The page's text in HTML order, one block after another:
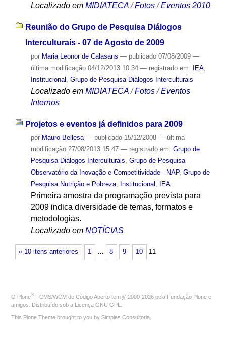
Localizado em MIDIATECA /Fotos /Eventos 2010
Reunião do Grupo de Pesquisa Diálogos
Interculturais - 07 de Agosto de 2009
por Maria Leonor de Calasans — publicado07/08/2009 —
última modificação04/12/2013 10:34 — registrado em: IEA,
Institucional Grupo de Pesquisa Diálogos Interculturais
Localizado em MIDIATECA /Fotos /Eventos
Internos
Projetos e eventos já definidos para 2009
por Mauro Bellesa — publicado15/12/2008 — última
modificação27/08/2013 15:47 — registrado em: Grupo de
Pesquisa Diálogos Interculturais, Grupo de Pesquisa
Observatório da Inovação e Competitividade - NAP, Grupo de
Pesquisa Nutrição e Pobreza, Institucional , IEA
Primeira amostra da programação prevista para
2009 indica diversidade de temas, formatos e
metodologias.
Localizado em NOTÍCIAS
« 10 itens anteriores 1 … 8 9 10 11
O Plone® - CMS/WCM de Código Aberto tem © 2000-2026 pela Fundação Plone e
amigos. Distribuído sob a Licença GNU GPL
This Plone Theme brought to you by Simples Consultoria